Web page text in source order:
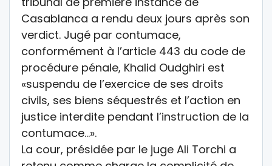
Casablanca a rendu deux jours après son
verdict. Jugé par contumace,
conformément à l’article 443 du code de
procédure pénale, Khalid Oudghiri est
«suspendu de l’exercice de ses droits
civils, ses biens séquestrés et l’action en
justice interdite pendant l’instruction de la
contumace…».
La cour, présidée par le juge Ali Torchi a